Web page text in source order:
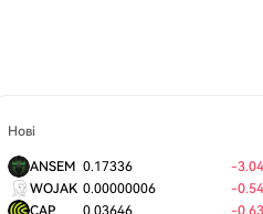
Нові
ANSEM 0.17336 -3.04
WOJAK 0.00000006 -0.54
CAP
0.03646 -0.63